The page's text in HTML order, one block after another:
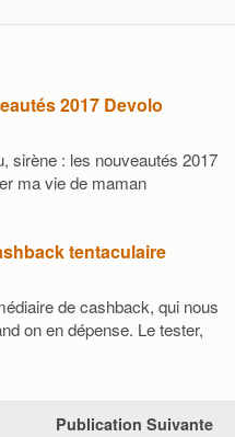
2017 Devolo
sirène : les nouveautés 2017
ma vie de maman
tentaculaire
de cashback, qui nous
on en dépense. Le tester,
Publication Suivante